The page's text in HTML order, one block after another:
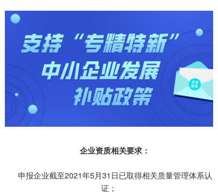
企业资质相关要求：
申报企业截至2021年5月31日已取得相关质量管理体系认
证；